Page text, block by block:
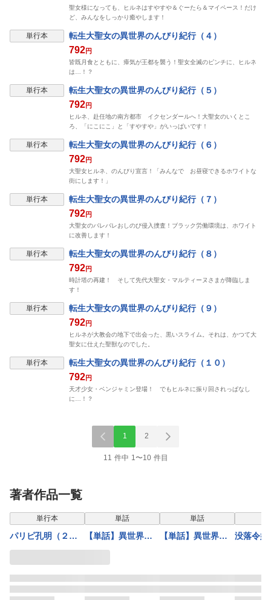
聖女様になっても、ヒルネはすやすや＆ぐーたら＆マイペース！だけ
ど、みんなをしっかり癒やします！
単行本 転生大聖女の異世界のんびり紀行（４）
792円
皆既月食とともに、瘴気が王都を襲う！聖女全滅のピンチに、ヒルネ
は…！？
単行本 転生大聖女の異世界のんびり紀行（５）
792円
ヒルネ、赴任地の南方都市 イクセンダールへ！大聖女のいくとこ
ろ、「にこにこ」と「すやすや」がいっぱいです！
単行本 転生大聖女の異世界のんびり紀行（６）
792円
大聖女ヒルネ、のんびり宣言！「みんなで お昼寝できるホワイトな
街にします！」
単行本 転生大聖女の異世界のんびり紀行（７）
792円
大聖女のバレバレおしのび侵入捜査！ブラック労働環境は、ホワイト
に改善します！
単行本 転生大聖女の異世界のんびり紀行（８）
792円
時計塔の再建！ そして先代大聖女・マルティーヌさまが降臨しま
す！
単行本 転生大聖女の異世界のんびり紀行（９）
792円
ヒルネが大教会の地下で出会った、黒いスライム。それは、かつて大
聖女に仕えた聖獣なのでした。
単行本 転生大聖女の異世界のんびり紀行（１０）
792円
天才少女・ベンジャミン登場！ でもヒルネに振り回されっぱなし
に…！？
1 2
11 件中 1〜10 件目
著者作品一覧
単行本
パリピ孔明（２
６）
単話
【単話】異世界駆
除おじさん8⑴
単話
【単話】異世界駆
没落令嬢
石鑑定士
立します